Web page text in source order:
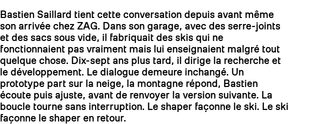
Bastien Saillard tient cette conversation depuis avant même
son arrivée chez ZAG. Dans son garage, avec des serre-joints
et des sacs sous vide, il fabriquait des skis qui ne
fonctionnaient pas vraiment mais lui enseignaient malgré tout
quelque chose. Dix-sept ans plus tard, il dirige la recherche et
le développement. Le dialogue demeure inchangé. Un
prototype part sur la neige, la montagne répond, Bastien
écoute puis ajuste, avant de renvoyer la version suivante. La
boucle tourne sans interruption. Le shaper façonne le ski. Le ski
façonne le shaper en retour.